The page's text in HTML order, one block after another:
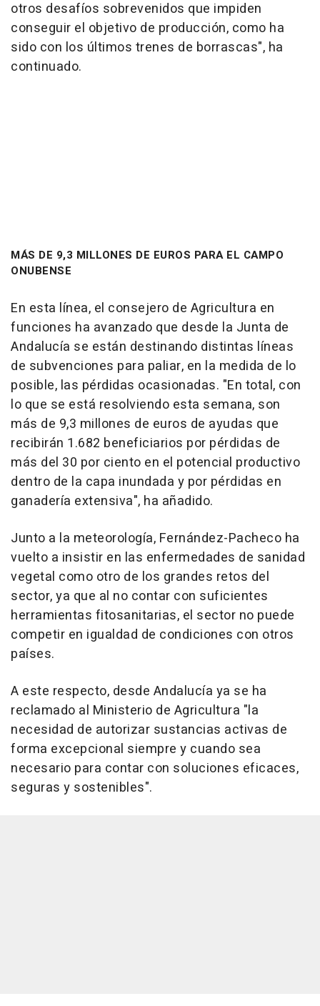
otros desafíos sobrevenidos que impiden
conseguir el objetivo de producción, como ha
sido con los últimos trenes de borrascas", ha
continuado.
MÁS DE 9,3 MILLONES DE EUROS PARA EL CAMPO
ONUBENSE
En esta línea, el consejero de Agricultura en
funciones ha avanzado que desde la Junta de
Andalucía se están destinando distintas líneas
de subvenciones para paliar, en la medida de lo
posible, las pérdidas ocasionadas. "En total, con
lo que se está resolviendo esta semana, son
más de 9,3 millones de euros de ayudas que
recibirán 1.682 beneficiarios por pérdidas de
más del 30 por ciento en el potencial productivo
dentro de la capa inundada y por pérdidas en
ganadería extensiva", ha añadido.
Junto a la meteorología, Fernández-Pacheco ha
vuelto a insistir en las enfermedades de sanidad
vegetal como otro de los grandes retos del
sector, ya que al no contar con suficientes
herramientas fitosanitarias, el sector no puede
competir en igualdad de condiciones con otros
países.
A este respecto, desde Andalucía ya se ha
reclamado al Ministerio de Agricultura "la
necesidad de autorizar sustancias activas de
forma excepcional siempre y cuando sea
necesario para contar con soluciones eficaces,
seguras y sostenibles".